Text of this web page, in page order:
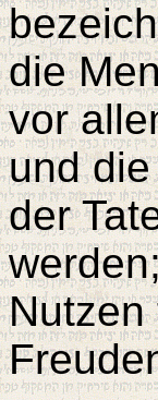
die
vor
und
der
Nutzen